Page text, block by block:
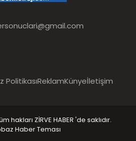
PolitikasıReklamKünyeİletişim
hakları ZİRVE HABER 'de saklıdır.
Haber Teması